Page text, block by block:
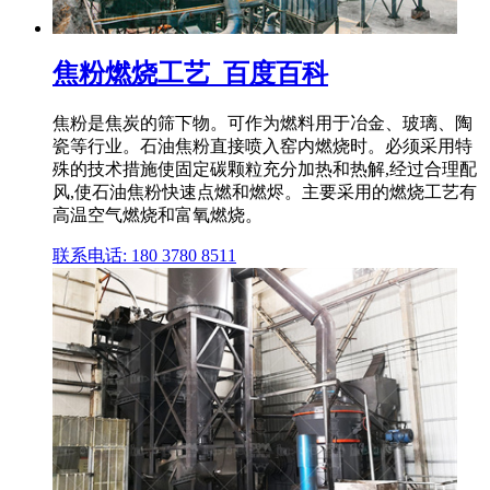
焦粉燃烧工艺_百度百科
焦粉是焦炭的筛下物。可作为燃料用于冶金、玻璃、陶
瓷等行业。石油焦粉直接喷入窑内燃烧时。必须采用特
殊的技术措施使固定碳颗粒充分加热和热解,经过合理配
风,使石油焦粉快速点燃和燃烬。主要采用的燃烧工艺有
高温空气燃烧和富氧燃烧。
联系电话: 180 3780 8511